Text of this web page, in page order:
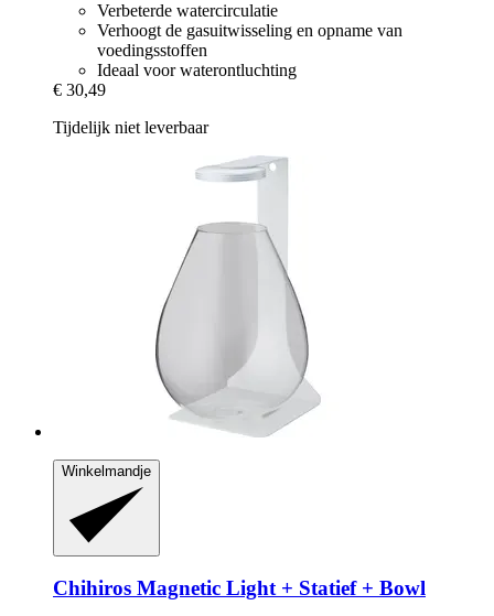
Verbeterde watercirculatie
Verhoogt de gasuitwisseling en opname van
voedingsstoffen
Ideaal voor waterontluchting
€ 30,49
Tijdelijk niet leverbaar
Winkelmandje
Chihiros Magnetic Light + Statief + Bowl